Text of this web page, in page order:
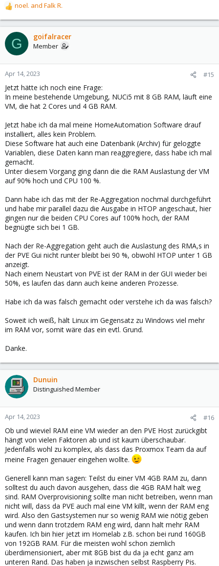
R
e
a
c
t
o
n
noel. and Falk R.
G goifalracer
Member
Apr 14, 2023 #15
Jetzt hätte ich noch eine Frage:
In meine bestehende Umgebung, NUCi5 mit 8 GB RAM, läuft eine
VM, die hat 2 Cores und 4 GB RAM.
Jetzt habe ich da mal meine HomeAutomation Software drauf
installiert, alles kein Problem.
Diese Software hat auch eine Datenbank (Archiv) für geloggte
Variablen, diese Daten kann man reaggregiere, dass habe ich mal
gemacht.
Unter diesem Vorgang ging dann die die RAM Auslastung der VM
auf 90% hoch und CPU 100 %.
Dann habe ich das mit der Re-Aggregation nochmal durchgeführt
und habe mir parallel dazu die Ausgabe in HTOP angeschaut, hier
gingen nur die beiden CPU Cores auf 100% hoch, der RAM
begnügte sich bei 1 GB.
Nach der Re-Aggregation geht auch die Auslastung des RMA,s in
der PVE Gui nicht runter bleibt bei 90 %, obwohl HTOP unter 1 GB
anzeigt.
Nach einem Neustart von PVE ist der RAM in der GUI wieder bei
50%, es laufen das dann auch keine anderen Prozesse.
Habe ich da was falsch gemacht oder verstehe ich da was falsch?
Soweit ich weiß, hält Linux im Gegensatz zu Windows viel mehr
im RAM vor, somit wäre das ein evtl. Grund.
Danke.
Dunuin
Distinguished Member
Apr 14, 2023 #16
Ob und wieviel RAM eine VM wieder an den PVE Host zurückgibt
hängt von vielen Faktoren ab und ist kaum überschaubar.
Jedenfalls wohl zu komplex, als dass das Proxmox Team da auf
meine Fragen genauer eingehen wollte.
Generell kann man sagen: Teilst du einer VM 4GB RAM zu, dann
solltest du auch davon ausgehen, dass die 4GB RAM halt weg
sind. RAM Overprovisioning sollte man nicht betreiben, wenn man
nicht will, dass da PVE auch mal eine VM killt, wenn der RAM eng
wird. Also den Gastsystemen nur so wenig RAM wie nötig geben
und wenn dann trotzdem RAM eng wird, dann halt mehr RAM
kaufen. Ich bin hier jetzt im Homelab z.B. schon bei rund 160GB
von 192GB RAM. Für die meisten wohl schon ziemlich
überdimensioniert, aber mit 8GB bist du da ja echt ganz am
unteren Rand. Das haben ja inzwischen selbst Raspberry Pis.